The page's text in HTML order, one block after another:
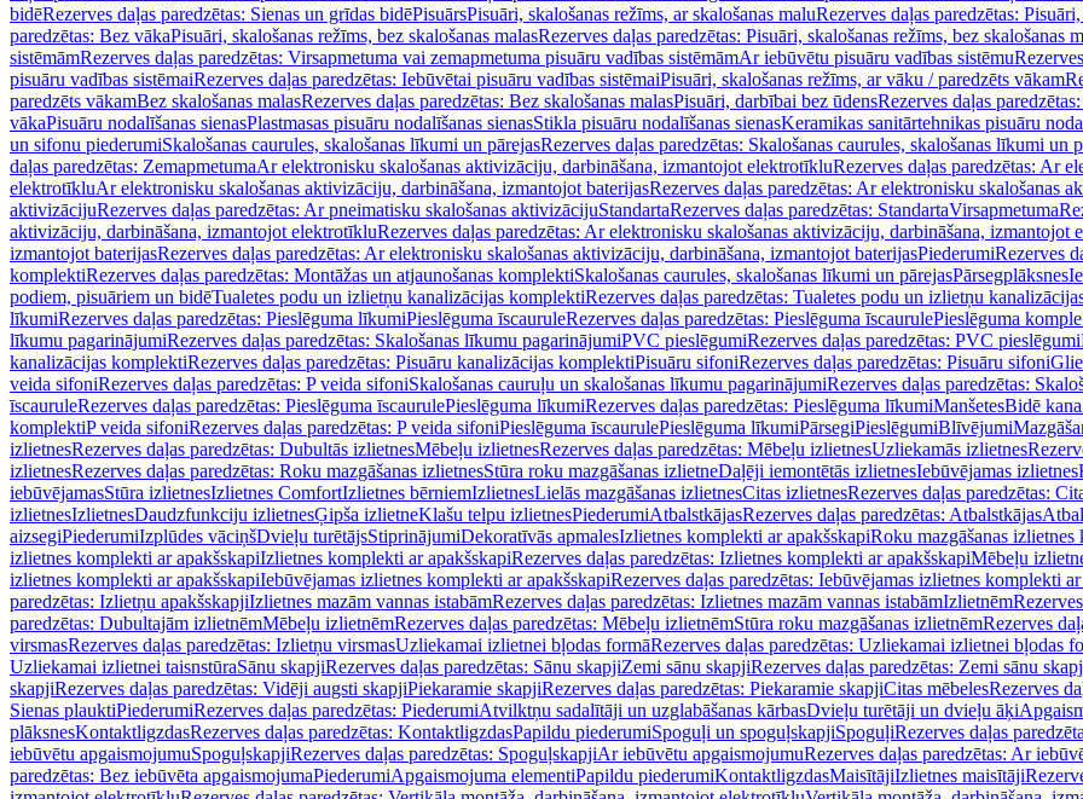
bidēRezerves daļas paredzētas: Sienas un grīdas bidēPisuārsPisuāri, skalošanas režīms, ar skalošanas maluRezerves daļas paredzētas:
paredzētas: Bez vākaPisuāri, skalošanas režīms, bez skalošanas malasRezerves daļas paredzētas: Pisuāri, skalošanas režīms, bez skalošanas
sistēmāmRezerves daļas paredzētas: Virsapmetuma vai zemapmetuma pisuāru vadības sistēmāmAr iebūvētu pisuāru vadības sistēmu
pisuāru vadības sistēmaiRezerves daļas paredzētas: Iebūvētai pisuāru vadības sistēmaiPisuāri, skalošanas režīms, ar vāku / paredzēts vākam
paredzēts vākamBez skalošanas malasRezerves daļas paredzētas: Bez skalošanas malasPisuāri, darbībai bez ūdensRezerves daļas
vākaPisuāru nodalīšanas sienasPlastmasas pisuāru nodalīšanas sienasStikla pisuāru nodalīšanas sienasKeramikas sanitārtehnikas pisuāru
un sifonu piederumiSkalošanas caurules, skalošanas līkumi un pārejasRezerves daļas paredzētas: Skalošanas caurules, skalošanas līkumi un
daļas paredzētas: ZemapmetumaAr elektronisku skalošanas aktivizāciju, darbināšana, izmantojot elektrotīkluRezerves daļas paredzētas: Ar
elektrotīkluAr elektronisku skalošanas aktivizāciju, darbināšana, izmantojot baterijasRezerves daļas paredzētas: Ar elektronisku skalošanas
aktivizācijuRezerves daļas paredzētas: Ar pneimatisku skalošanas aktivizācijuStandartaRezerves daļas paredzētas: StandartaVirsapmetuma
aktivizāciju, darbināšana, izmantojot elektrotīkluRezerves daļas paredzētas: Ar elektronisku skalošanas aktivizāciju, darbināšana, izmantojot
izmantojot baterijasRezerves daļas paredzētas: Ar elektronisku skalošanas aktivizāciju, darbināšana, izmantojot baterijasPiederumiRezerves
komplektiRezerves daļas paredzētas: Montāžas un atjaunošanas komplektiSkalošanas caurules, skalošanas līkumi un pārejasPārsegplāksnes
podiem, pisuāriem un bidēTualetes podu un izlietņu kanalizācijas komplektiRezerves daļas paredzētas: Tualetes podu un izlietņu
līkumiRezerves daļas paredzētas: Pieslēguma līkumiPieslēguma īscauruleRezerves daļas paredzētas: Pieslēguma īscaurulePieslēguma
līkumu pagarinājumiRezerves daļas paredzētas: Skalošanas līkumu pagarinājumiPVC pieslēgumiRezerves daļas paredzētas: PVC pieslēgumi
kanalizācijas komplektiRezerves daļas paredzētas: Pisuāru kanalizācijas komplektiPisuāru sifoniRezerves daļas paredzētas: Pisuāru sifoni
veida sifoniRezerves daļas paredzētas: P veida sifoniSkalošanas cauruļu un skalošanas līkumu pagarinājumiRezerves daļas paredzētas:
īscauruleRezerves daļas paredzētas: Pieslēguma īscaurulePieslēguma līkumiRezerves daļas paredzētas: Pieslēguma līkumiManšetesBidē
komplektiP veida sifoniRezerves daļas paredzētas: P veida sifoniPieslēguma īscaurulePieslēguma līkumiPārsegiPieslēgumiBlīvējumi
izlietnesRezerves daļas paredzētas: Dubultās izlietnesMēbeļu izlietnesRezerves daļas paredzētas: Mēbeļu izlietnesUzliekamās izlietnes
izlietnesRezerves daļas paredzētas: Roku mazgāšanas izlietnesStūra roku mazgāšanas izlietneDaļēji iemontētās izlietnesIebūvējamas izlietnes
iebūvējamasStūra izlietnesIzlietnes ComfortIzlietnes bērniemIzlietnesLielās mazgāšanas izlietnesCitas izlietnesRezerves daļas paredzētas:
izlietnesIzlietnesDaudzfunkciju izlietnesĢipša izlietneKlašu telpu izlietnesPiederumiAtbalstkājasRezerves daļas paredzētas: Atbalstkājas
aizsegiPiederumiIzplūdes vāciņšDvieļu turētājsStiprinājumiDekoratīvās apmalesIzlietnes komplekti ar apakšskapiRoku mazgāšanas
izlietnes komplekti ar apakšskapiIzlietnes komplekti ar apakšskapiRezerves daļas paredzētas: Izlietnes komplekti ar apakšskapiMēbeļu
izlietnes komplekti ar apakšskapiIebūvējamas izlietnes komplekti ar apakšskapiRezerves daļas paredzētas: Iebūvējamas izlietnes komplekti
paredzētas: Izlietņu apakšskapjiIzlietnes mazām vannas istabāmRezerves daļas paredzētas: Izlietnes mazām vannas istabāmIzlietnēm
paredzētas: Dubultajām izlietnēmMēbeļu izlietnēmRezerves daļas paredzētas: Mēbeļu izlietnēmStūra roku mazgāšanas izlietnēmRezerves
virsmasRezerves daļas paredzētas: Izlietņu virsmasUzliekamai izlietnei bļodas formāRezerves daļas paredzētas: Uzliekamai izlietnei bļodas
Uzliekamai izlietnei taisnstūraSānu skapjiRezerves daļas paredzētas: Sānu skapjiZemi sānu skapjiRezerves daļas paredzētas: Zemi sānu
skapjiRezerves daļas paredzētas: Vidēji augsti skapjiPiekaramie skapjiRezerves daļas paredzētas: Piekaramie skapjiCitas mēbelesRezerves
Sienas plauktiPiederumiRezerves daļas paredzētas: PiederumiAtvilktņu sadalītāji un uzglabāšanas kārbasDvieļu turētāji un dvieļu āķi
plāksnesKontaktligzdasRezerves daļas paredzētas: KontaktligzdasPapildu piederumiSpoguļi un spoguļskapjiSpoguļiRezerves daļas
iebūvētu apgaismojumuSpoguļskapjiRezerves daļas paredzētas: SpoguļskapjiAr iebūvētu apgaismojumuRezerves daļas paredzētas: Ar
paredzētas: Bez iebūvēta apgaismojumaPiederumiApgaismojuma elementiPapildu piederumiKontaktligzdasMaisītājiIzlietnes maisītāji